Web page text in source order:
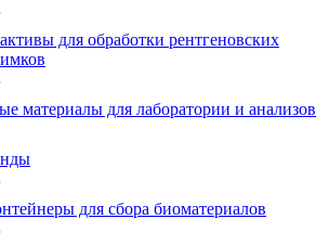
для обработки рентгеновских
материалы для лаборатории и анализов
для сбора биоматериалов